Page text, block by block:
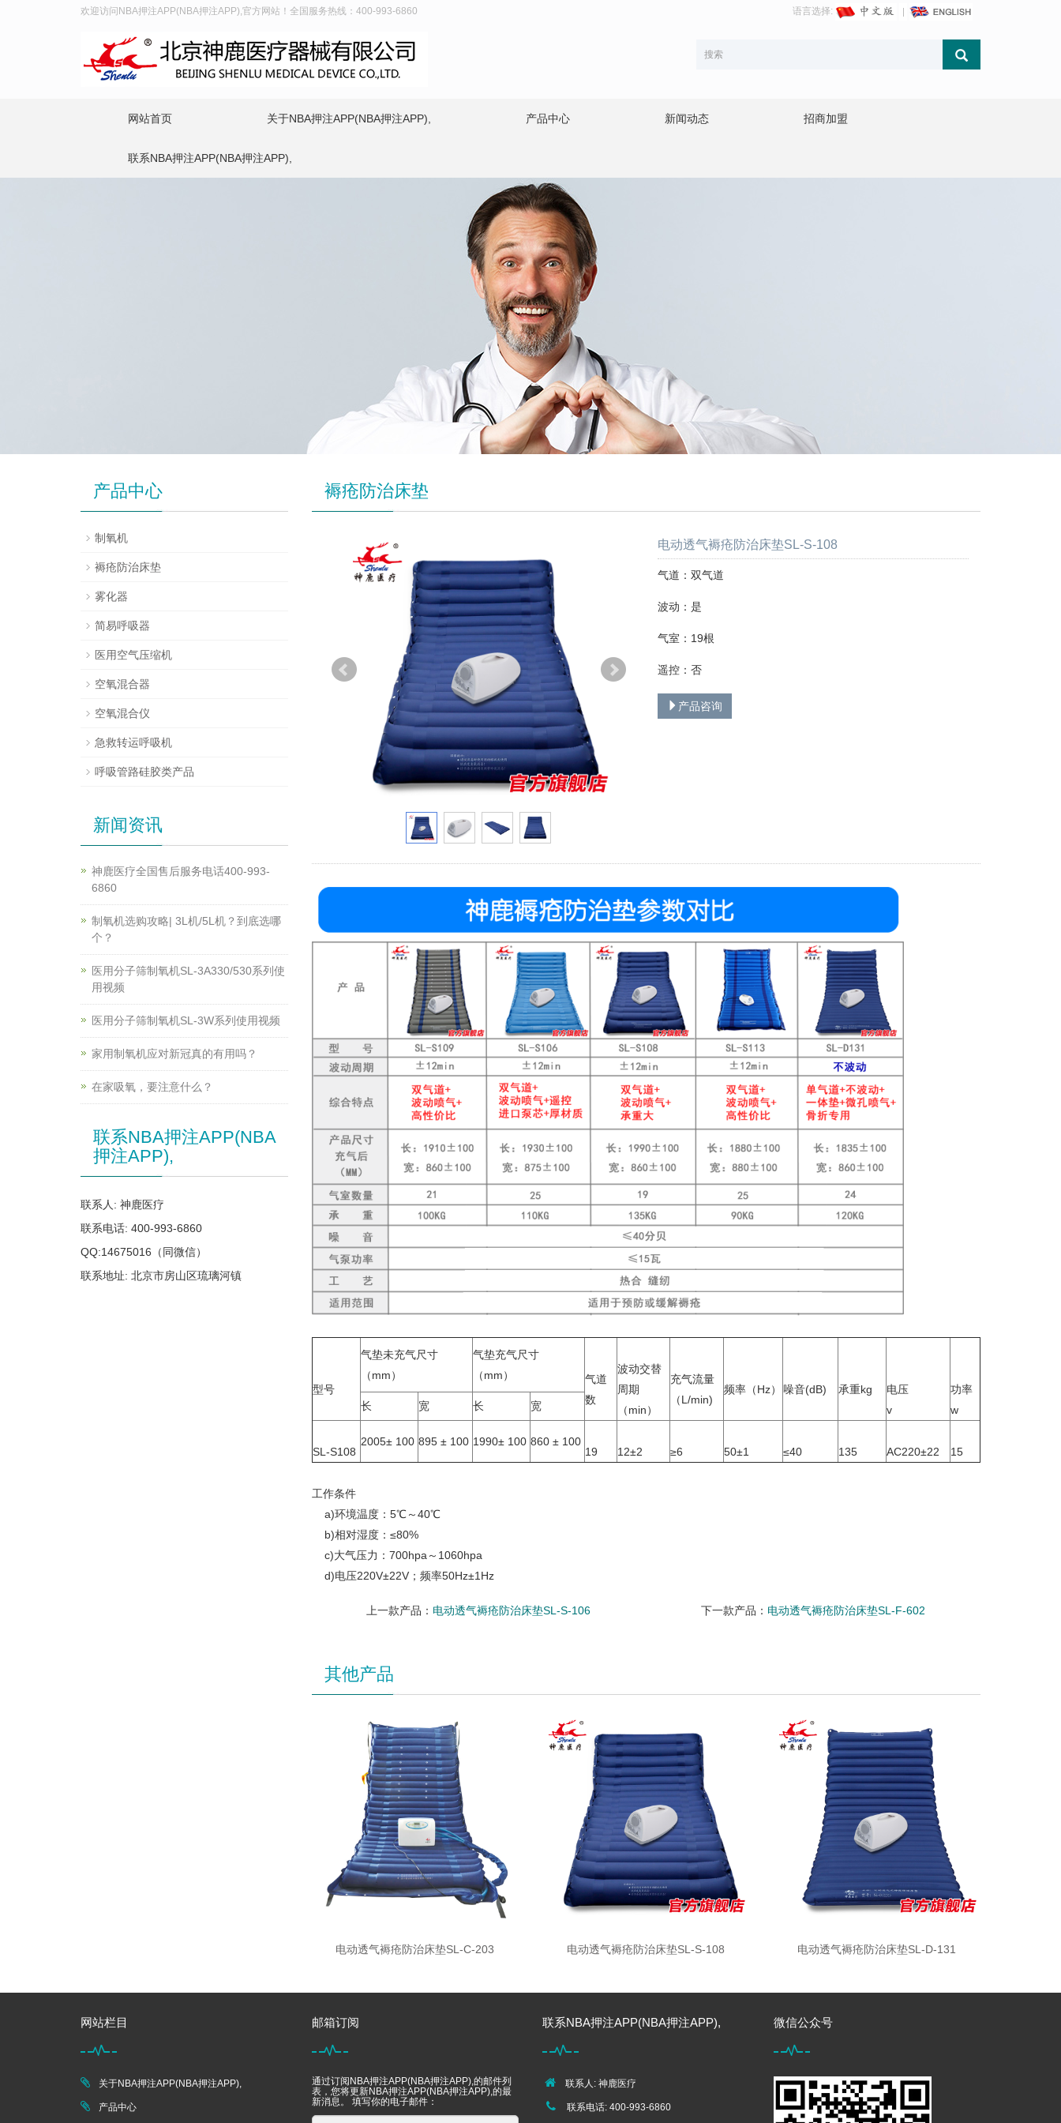
欢迎访问NBA押注APP(NBA押注APP),官方网站！全国服务热线：400-993-6860 语言选择:
网站首页 关于NBA押注APP(NBA押注APP), 产品中心 新闻动态 招商加盟
联系NBA押注APP(NBA押注APP),
褥疮防治床垫
电动透气褥疮防治床垫SL-S-108
气道：双气道
波动：是
气室：19根
遥控：否
产品咨询
型号
气垫未充气尺寸
（mm）
气垫充气尺寸
（mm）
气道
数
波动交替
周期
（min）
充气流量
（L/min)
频率（Hz） 噪音(dB) 承重kg
电压
v
功率
w
长 宽 长 宽
SL-S108
2005± 100 895 ± 100 1990± 100 860 ± 100
19
12±2 ≥6 50±1 ≤40 135 AC220±22 15
工作条件
a)环境温度：5℃～40℃
b)相对湿度：≤80%
c)大气压力：700hpa～1060hpa
d)电压220V±22V；频率50Hz±1Hz
上一款产品： 电动透气褥疮防治床垫SL-S-106 下一款产品： 电动透气褥疮防治床垫SL-F-602
其他产品
电动透气褥疮防治床垫SL-C-203 电动透气褥疮防治床垫SL-S-108 电动透气褥疮防治床垫SL-D-131
产品中心
制氧机
褥疮防治床垫
雾化器
简易呼吸器
医用空气压缩机
空氧混合器
空氧混合仪
急救转运呼吸机
呼吸管路硅胶类产品
新闻资讯
神鹿医疗全国售后服务电话400-993-
6860
制氧机选购攻略| 3L机/5L机？到底选哪
个？
医用分子筛制氧机SL-3A330/530系列使
用视频
医用分子筛制氧机SL-3W系列使用视频
家用制氧机应对新冠真的有用吗？
在家吸氧，要注意什么？
联系NBA押注APP(NBA
押注APP),
联系人: 神鹿医疗
联系电话: 400-993-6860
QQ:14675016（同微信）
联系地址: 北京市房山区琉璃河镇
网站栏目
关于NBA押注APP(NBA押注APP),
产品中心
邮箱订阅
通过订阅NBA押注APP(NBA押注APP),的邮件列
表，您将更新NBA押注APP(NBA押注APP),的最
新消息。 填写你的电子邮件：
联系NBA押注APP(NBA押注APP),
联系人: 神鹿医疗
联系电话: 400-993-6860
微信公众号